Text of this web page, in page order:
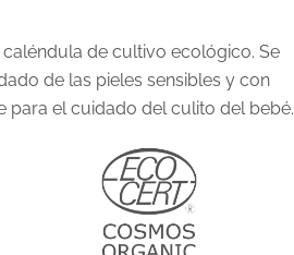
de cultivo ecológico. Se
de las pieles sensibles y con
para el cuidado del culito del bebé.